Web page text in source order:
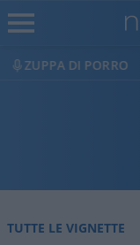
ECONOMIA
TUTTE LE VIGNETTE